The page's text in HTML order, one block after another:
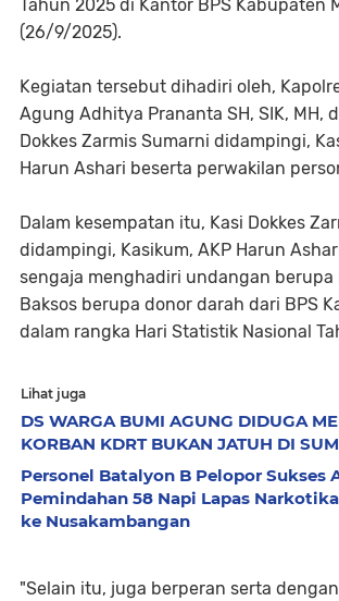
Tahun 2025 di Kantor BPS Kabupaten
(26/9/2025).
Kegiatan tersebut dihadiri oleh,
Agung Adhitya Prananta SH, SIK, MH,
Dokkes Zarmis Sumarni didampingi,
Harun Ashari beserta perwakilan
Dalam kesempatan itu, Kasi Dokkes
didampingi, Kasikum, AKP Harun
sengaja menghadiri undangan berupa
Baksos berupa donor darah dari BPS
dalam rangka Hari Statistik Nasional
Lihat juga
DS WARGA BUMI AGUNG DIDUGA
KORBAN KDRT BUKAN JATUH DI
Personel Batalyon B Pelopor Sukses
Pemindahan 58 Napi Lapas
ke Nusakambangan
"Selain itu, juga berperan serta